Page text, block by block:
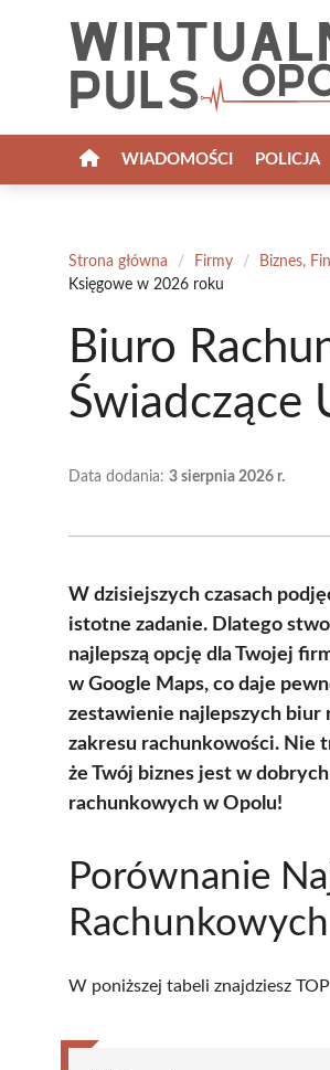
WIADOMOŚCI POLICJA
Strona główna / Firmy / Biznes,
Księgowe w 2026 roku
Biuro
Świadczące
Data dodania: 3 sierpnia 2026 r.
W dzisiejszych czasach
istotne zadanie. Dlatego
najlepszą opcję dla Twojej
w Google Maps, co daje
zestawienie najlepszych biur
zakresu rachunkowości. Nie
że Twój biznes jest w
rachunkowych w Opolu!
Porównanie
W poniższej tabeli znajdziesz